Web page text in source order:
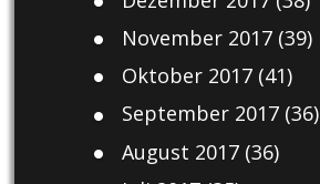
November 2017(39)
Oktober 2017(41)
September 2017(36)
August 2017(36)